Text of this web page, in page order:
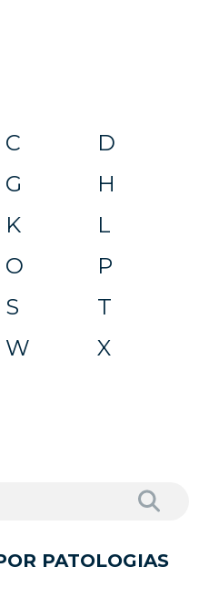
C
D
G
H
K
L
O
P
S
T
W
X
PATOLOGIAS